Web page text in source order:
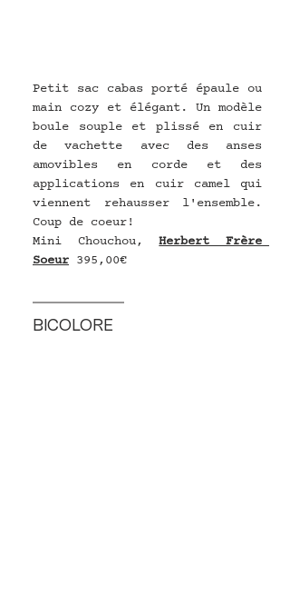
Petit sac cabas porté épaule ou
main cozy et élégant. Un modèle
boule souple et plissé en cuir
de vachette avec des anses
amovibles en corde et des
applications en cuir camel qui
viennent rehausser l'ensemble.
Coup de coeur!
Mini Chouchou, Herbert Frère
Soeur 395,00€
BICOLORE